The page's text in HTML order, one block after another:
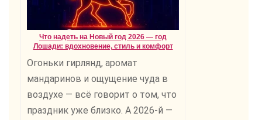
Что надеть на Новый год 2026 — год
Лошади: вдохновение, стиль и комфорт
Огоньки гирлянд, аромат
мандаринов и ощущение чуда в
воздухе — всё говорит о том, что
праздник уже близко. А 2026-й —